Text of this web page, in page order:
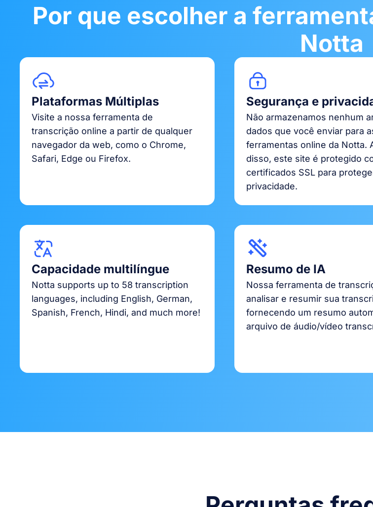
Por que escolher a
Notta
Plataformas Múltiplas
Visite a nossa ferramenta de
transcrição online a partir de qualquer
navegador da web, como o Chrome,
Safari, Edge ou Firefox.
Segurança e
Não armazenamos nenhum
dados que você enviar para
ferramentas online da Notta.
disso, este site é protegido
certificados SSL para
privacidade.
Capacidade multilíngue
Notta supports up to 58 transcription
languages, including English, German,
Spanish, French, Hindi, and much more!
Resumo de IA
Nossa ferramenta de
analisar e resumir sua
fornecendo um resumo
arquivo de áudio/vídeo